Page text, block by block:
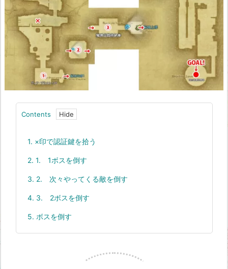
Contents
1. ×印で認証鍵を拾う
2. 1. 1ボスを倒す
3. 2. 次々やってくる敵を倒す
4. 3. 2ボスを倒す
5. ボスを倒す